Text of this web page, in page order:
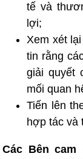
tế và
lợi;
Xem xét
tin rằng
giải quyết
mối quan
Tiến lên
hợp tác và
Các Bên